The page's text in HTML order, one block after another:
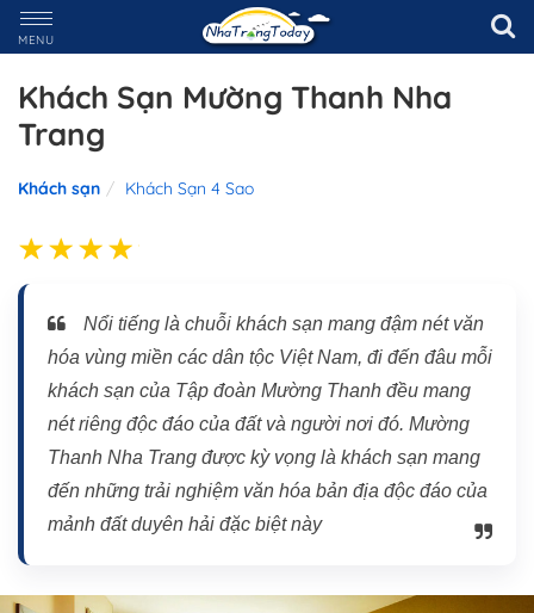
MENU
Khách Sạn Mường Thanh Nha
Trang
Khách sạn Khách Sạn 4 Sao
Nổi tiếng là chuỗi khách sạn mang đậm nét văn
hóa vùng miền các dân tộc Việt Nam, đi đến đâu mỗi
khách sạn của Tập đoàn Mường Thanh đều mang
nét riêng độc đáo của đất và người nơi đó. Mường
Thanh Nha Trang được kỳ vọng là khách sạn mang
đến những trải nghiệm văn hóa bản địa độc đáo của
mảnh đất duyên hải đặc biệt này